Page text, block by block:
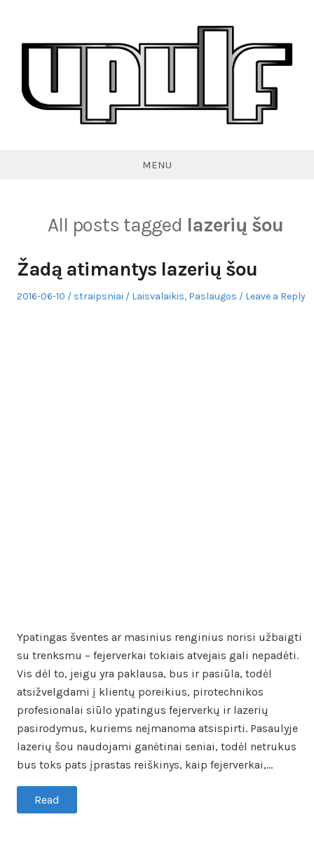
content
MENU
All posts tagged lazerių šou
Žadą atimantys lazerių šou
Posted
2016-06-10 Author
straipsniai
Posted
Laisvalaikis, Paslaugos Leave a Reply
Ypatingas šventes ar masinius renginius norisi užbaigti
su trenksmu – fejerverkai tokiais atvejais gali nepadėti.
Vis dėl to, jeigu yra paklausa, bus ir pasiūla, todėl
atsižvelgdami į klientų poreikius, pirotechnikos
profesionalai siūlo ypatingus fejerverkų ir lazerių
pasirodymus, kuriems neįmanoma atsispirti. Pasaulyje
lazerių šou naudojami ganėtinai seniai, todėl netrukus
bus toks pats įprastas reiškinys, kaip fejerverkai,…
Read